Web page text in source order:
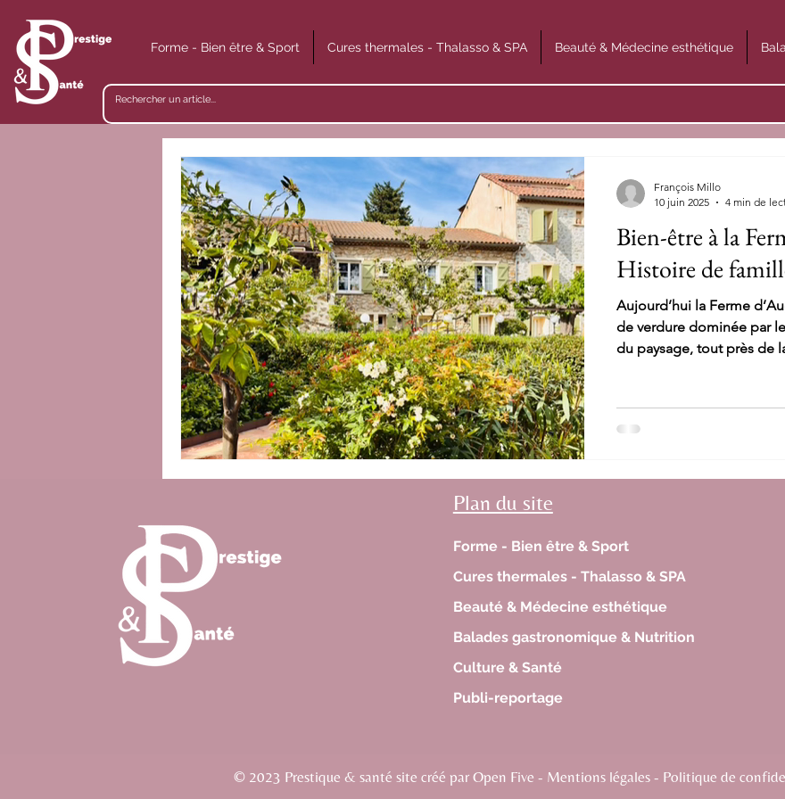
Forme - Bien être & Sport Cures thermales - Thalasso & SPA Beauté & Médecine esthétique
Bien-être à la
Histoire de
Aujourd’hui la Ferme
de verdure dominée par
du paysage, tout près de
L’esprit guinguette a été
loin de la piscine, la «
François Millo
10 juin 2025
4 min de
Plan du site
Forme - Bien être & Sport
Cures thermales - Thalasso & SPA
Beauté & Médecine esthétique
Balades gastronomique & Nutrition
Culture & Santé
Publi-reportage
© 2023 Prestique & santé site créé par Open Five - Mentions légales - Politique de